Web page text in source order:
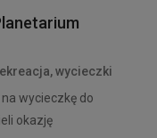
wycieczki
wycieczkę do
okazję